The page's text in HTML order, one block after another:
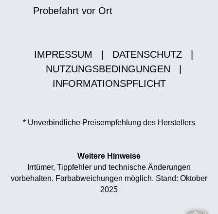
Probefahrt vor Ort
IMPRESSUM DATENSCHUTZ
NUTZUNGSBEDINGUNGEN
INFORMATIONSPFLICHT
* Unverbindliche Preisempfehlung des Herstellers
Weitere Hinweise
Irrtümer, Tippfehler und technische Änderungen
vorbehalten. Farbabweichungen möglich. Stand: Oktober
2025